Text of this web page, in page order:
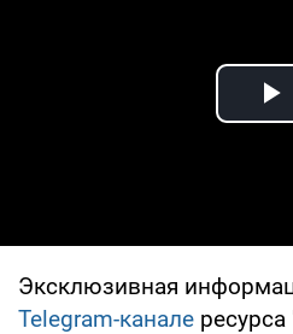
Эксклюзивная
Telegram-канале